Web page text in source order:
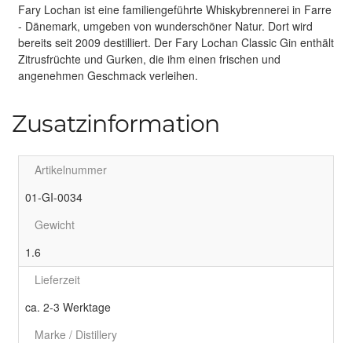
Fary Lochan ist eine familiengeführte Whiskybrennerei in Farre
- Dänemark, umgeben von wunderschöner Natur. Dort wird
bereits seit 2009 destilliert. Der Fary Lochan Classic Gin enthält
Zitrusfrüchte und Gurken, die ihm einen frischen und
angenehmen Geschmack verleihen.
Zusatzinformation
Artikelnummer
01-GI-0034
Gewicht
1.6
Lieferzeit
ca. 2-3 Werktage
Marke / Distillery